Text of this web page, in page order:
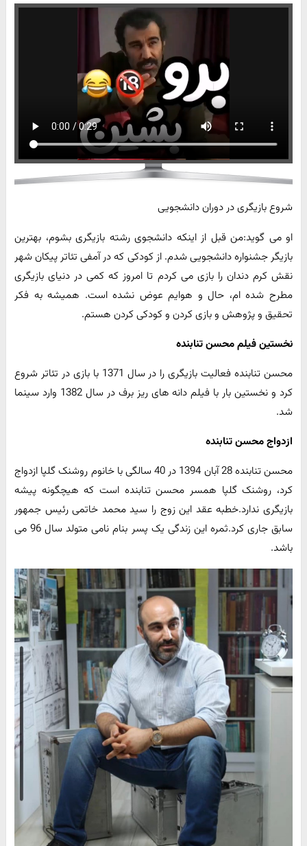
شروع بازیگری در دوران دانشجویی
او می گوید:من قبل از اینکه دانشجوی رشته بازیگری بشوم، بهترین
بازیگر جشنواره دانشجویی شدم. از کودکی که در آمفی تئاتر پیکان شهر
نقش کرم دندان را بازی می کردم تا امروز که کمی در دنیای بازیگری
مطرح شده ام، حال و هوایم عوض نشده است. همیشه به فکر
تحقیق و پژوهش و بازی کردن و کودکی کردن هستم.
نخستین فیلم محسن تنابنده
محسن تنابنده فعالیت بازیگری را در سال 1371 با بازی در تئاتر شروع
کرد و نخستین بار با فیلم دانه های ریز برف در سال 1382 وارد سینما
شد.
ازدواج محسن تنابنده
محسن تنابنده 28 آبان 1394 در 40 سالگی با خانوم روشنک گلپا ازدواج
کرد، روشنک گلپا همسر محسن تنابنده است که هیچگونه پیشه
بازیگری ندارد.خطبه عقد این زوج را سید محمد خاتمی رئیس جمهور
سابق جاری کرد.ثمره این زندگی یک پسر بنام نامی متولد سال 96 می
باشد.